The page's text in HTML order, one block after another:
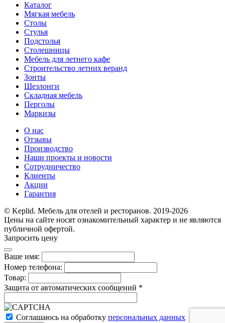
Каталог
Мягкая мебель
Столы
Стулья
Подстолья
Столешницы
Мебель для летнего кафе
Строительство летних веранд
Зонты
Шезлонги
Складная мебель
Перголы
Маркизы
О нас
Отзывы
Производство
Наши проекты и новости
Сотрудничество
Клиенты
Акции
Гарантия
© Keplid. Мебель для отелей и ресторанов. 2019-2026
Цены на сайте носят ознакомительный характер и не являются
публичной офертой.
Запросить цену
Ваше имя:
Номер телефона:
Товар:
Защита от автоматических сообщений *
Соглашаюсь на обработку персональных данных